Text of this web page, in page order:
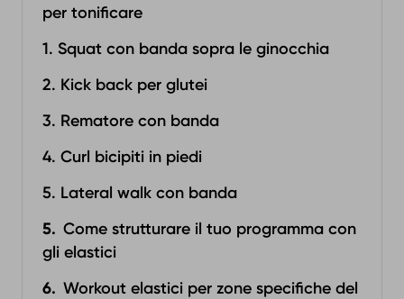
per tonificare
1. Squat con banda sopra le ginocchia
2. Kick back per glutei
3. Rematore con banda
4. Curl bicipiti in piedi
5. Lateral walk con banda‍
Come strutturare il tuo programma con
gli elastici
Workout elastici per zone specifiche del